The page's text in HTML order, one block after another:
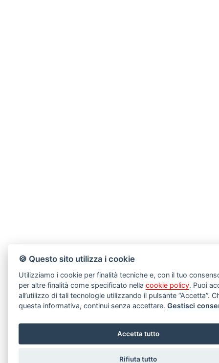
🍪 Questo sito utilizza i cookie
Utilizziamo i cookie per finalità tecniche e, con il tuo
per altre finalità come specificato nellacookie policy. Puoi
all’utilizzo di tali tecnologie utilizzando il pulsante “Accetta”.
questa informativa, continui senza accettare.Gestisci
Accetta tutto
Rifiuta tutto